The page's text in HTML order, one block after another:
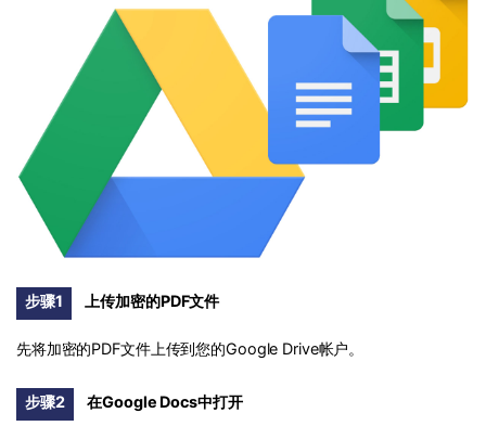
步骤1 上传加密的PDF文件
先将加密的PDF文件上传到您的Google Drive帐户。
步骤2 在Google Docs中打开